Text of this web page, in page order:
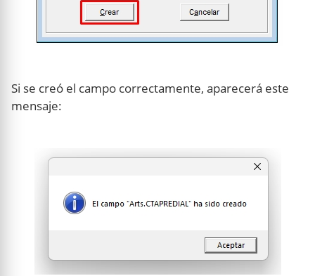
Si se creó el campo correctamente, aparecerá este
mensaje: